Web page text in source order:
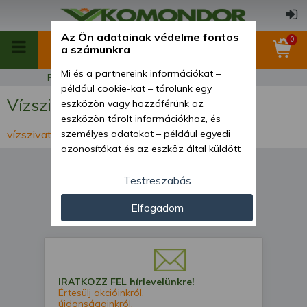
0
Főoldal Zöldmező gépei Vízszivattyúk
Vízszivattyúk
vízszivattyúk
IRATKOZZ FEL hírlevelünkre!
Értesülj akcióinkról,
újdonságainkról.
Az Ön adatainak védelme fontos
a számunkra
Mi és a partnereink információkat –
például cookie-kat – tárolunk egy
eszközön vagy hozzáférünk az
eszközön tárolt információkhoz, és
személyes adatokat – például egyedi
azonosítókat és az eszköz által küldött
személyre szabott hirdetések és
tartalom nyújtásához, hirdetés- és
tartalomméréshez, nézettségi adatok
gyűjtéséhez, valamint termékek
kifejlesztéséhez és a termékek
javításához. Az Ön engedélyével mi és a
partnereink eszközleolvasásos
módszerrel szerzett pontos geolokációs
adatokat és azonosítási információkat
Testreszabás
Elfogadom